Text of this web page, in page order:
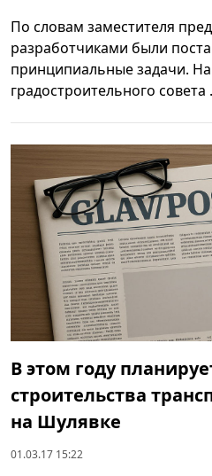
По словам заместителя
разработчиками были
принципиальные задачи.
градостроительного совета
В этом году
строительства
на Шулявке
01.03.17 15:22